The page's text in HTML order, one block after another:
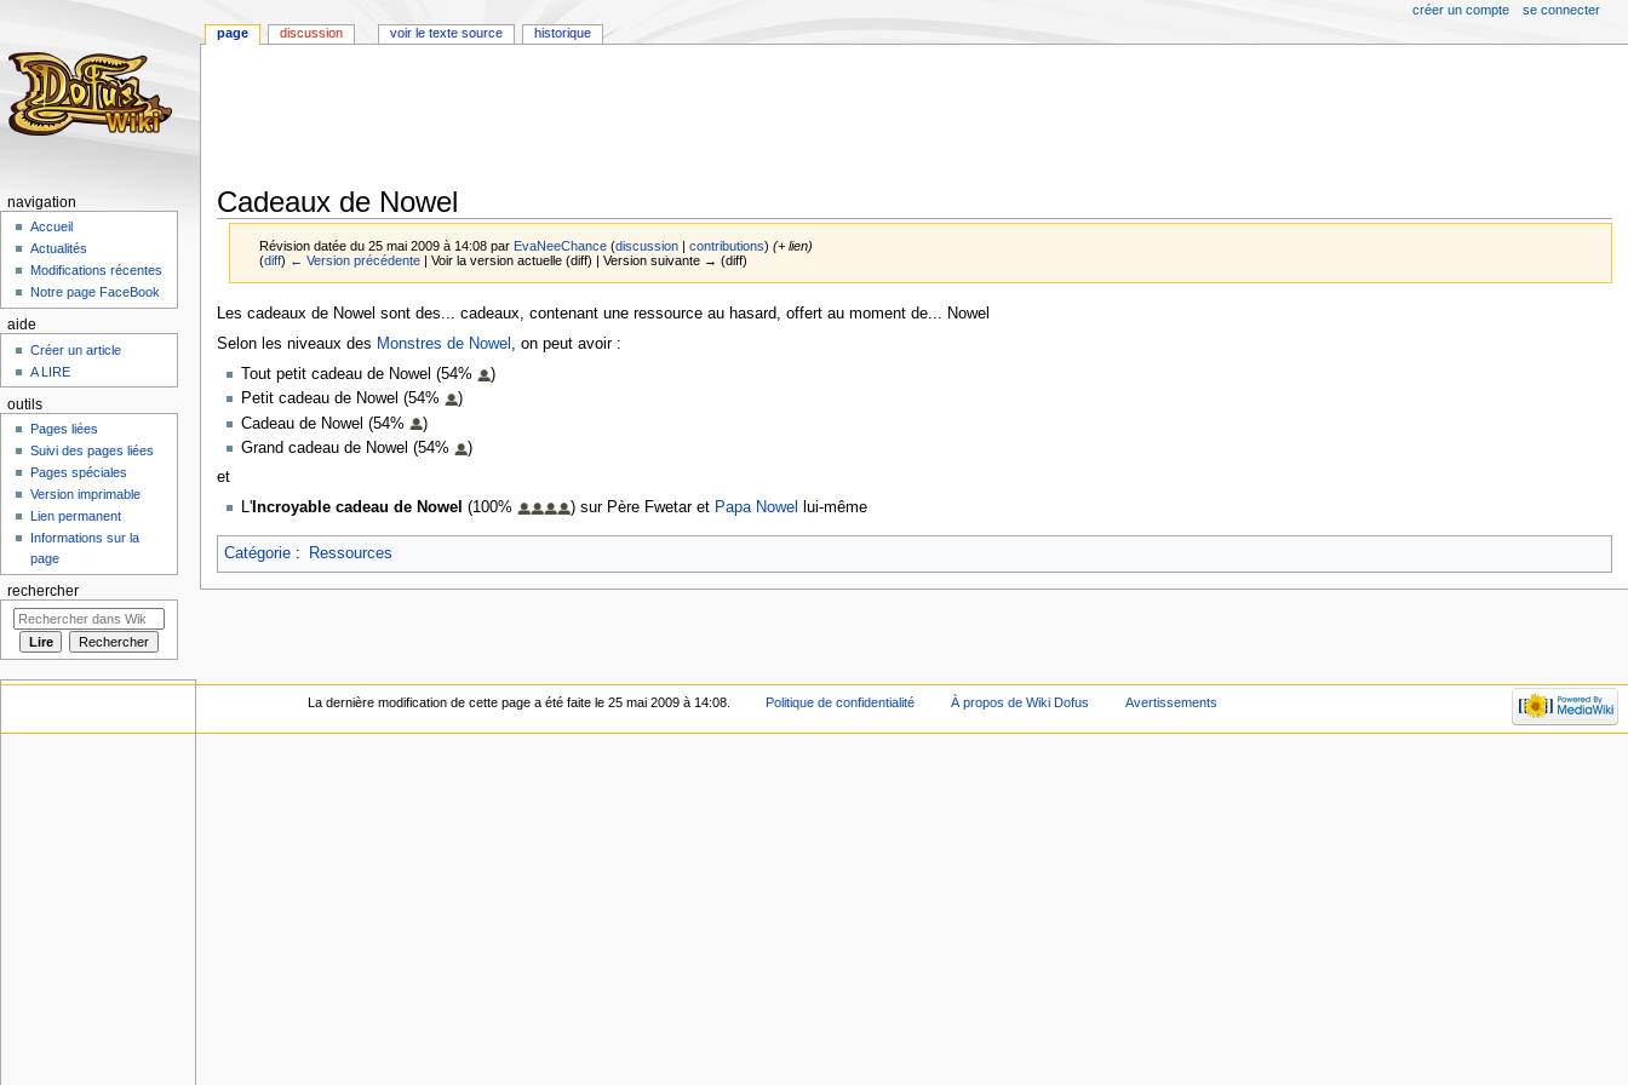
Cadeaux de Nowel
Révision datée du 25 mai 2009 à 14:08 parEvaNeeChance (discussion |contributions) (+ lien)
(diff) ← Version précédente | Voir la version actuelle (diff) | Version suivante → (diff)
Aller
à
navigation
Aller
à
recherche
Les cadeaux de Nowel sont des... cadeaux, contenant une ressource au hasard, offert au moment de... Nowel
Selon les niveaux des Monstres de Nowel , on peut avoir :
Tout petit cadeau de Nowel (54%
)
Petit cadeau de Nowel (54%
)
Cadeau de Nowel (54%
)
Grand cadeau de Nowel (54%
)
et
L' Incroyable cadeau de Nowel (100% ) sur Père Fwetar et Papa Nowel lui-même
Catégorie: Ressources
page discussion voir le texte source historique
créer un compte se connecter
navigation
Accueil
Actualités
Modifications récentes
Notre page FaceBook
aide
Créer un article
A LIRE
outils
Pages liées
Suivi des pages liées
Pages spéciales
Version imprimable
Lien permanent
Informations sur la
page
rechercher
La dernière modification de cette page a été faite le 25 mai 2009 à 14:08. Politique de confidentialité À propos de Wiki Dofus Avertissements